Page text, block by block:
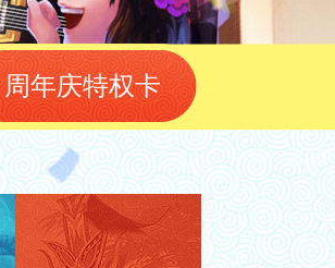
周年庆特权卡